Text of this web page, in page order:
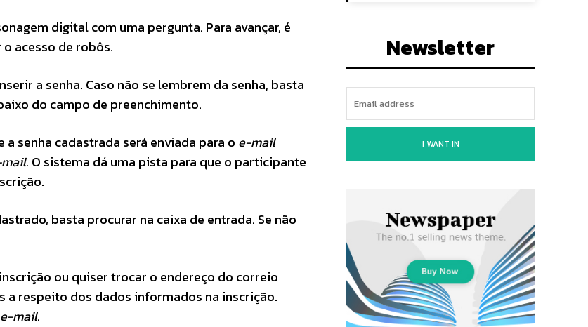
digital com uma pergunta. Para avançar, é
acesso de robôs.
a senha. Caso não se lembrem da senha, basta
do campo de preenchimento.
senha cadastrada será enviada para o e-mail
. O sistema dá uma pista para que o participante
basta procurar na caixa de entrada. Se não
ou quiser trocar o endereço do correio
respeito dos dados informados na inscrição.
e-mail.
Newsletter
I WANT IN